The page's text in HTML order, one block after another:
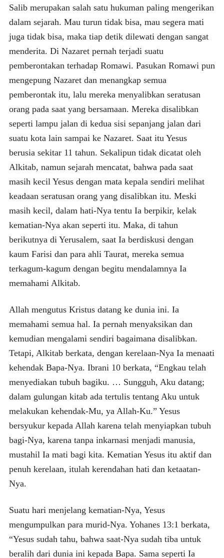
Salib merupakan salah satu hukuman paling mengerikan
dalam sejarah. Mau turun tidak bisa, mau segera mati
juga tidak bisa, maka tiap detik dilewati dengan sangat
menderita. Di Nazaret pernah terjadi suatu
pemberontakan terhadap Romawi. Pasukan Romawi pun
mengepung Nazaret dan menangkap semua
pemberontak itu, lalu mereka menyalibkan seratusan
orang pada saat yang bersamaan. Mereka disalibkan
seperti lampu jalan di kedua sisi sepanjang jalan dari
suatu kota lain sampai ke Nazaret. Saat itu Yesus
berusia sekitar 11 tahun. Sekalipun tidak dicatat oleh
Alkitab, namun sejarah mencatat, bahwa pada saat
masih kecil Yesus dengan mata kepala sendiri melihat
keadaan seratusan orang yang disalibkan itu. Meski
masih kecil, dalam hati-Nya tentu Ia berpikir, kelak
kematian-Nya akan seperti itu. Maka, di tahun
berikutnya di Yerusalem, saat Ia berdiskusi dengan
kaum Farisi dan para ahli Taurat, mereka semua
terkagum-kagum dengan begitu mendalamnya Ia
memahami Alkitab.
Allah mengutus Kristus datang ke dunia ini. Ia
memahami semua hal. Ia pernah menyaksikan dan
kemudian mengalami sendiri bagaimana disalibkan.
Tetapi, Alkitab berkata, dengan kerelaan-Nya Ia menaati
kehendak Bapa-Nya. Ibrani 10 berkata, “Engkau telah
menyediakan tubuh bagiku. … Sungguh, Aku datang;
dalam gulungan kitab ada tertulis tentang Aku untuk
melakukan kehendak-Mu, ya Allah-Ku.” Yesus
bersyukur kepada Allah karena telah menyiapkan tubuh
bagi-Nya, karena tanpa inkarnasi menjadi manusia,
mustahil Ia mati bagi kita. Kematian Yesus itu aktif dan
penuh kerelaan, itulah kerendahan hati dan ketaatan-
Nya.
Suatu hari menjelang kematian-Nya, Yesus
mengumpulkan para murid-Nya. Yohanes 13:1 berkata,
“Yesus sudah tahu, bahwa saat-Nya sudah tiba untuk
beralih dari dunia ini kepada Bapa. Sama seperti Ia